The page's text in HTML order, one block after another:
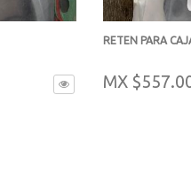
RETEN PARA
MX